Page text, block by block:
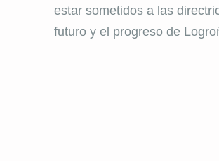
estar sometidos a las
futuro y el progreso de